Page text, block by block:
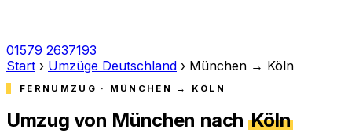
01579 2637193
Start › Umzüge Deutschland › München → Köln
FERNUMZUG · MÜNCHEN → KÖLN
Umzug von München nach Köln